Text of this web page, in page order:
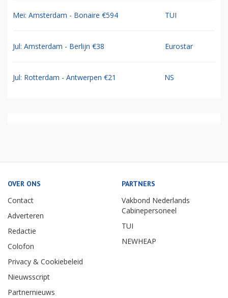
Mei: Amsterdam - Bonaire €594 TUI
Jul: Amsterdam - Berlijn €38 Eurostar
Jul: Rotterdam - Antwerpen €21 NS
OVER ONS
Contact
Adverteren
Redactie
Colofon
Privacy & Cookiebeleid
Nieuwsscript
Partnernieuws
PARTNERS
Vakbond Nederlands
Cabinepersoneel
TUI
NEWHEAP